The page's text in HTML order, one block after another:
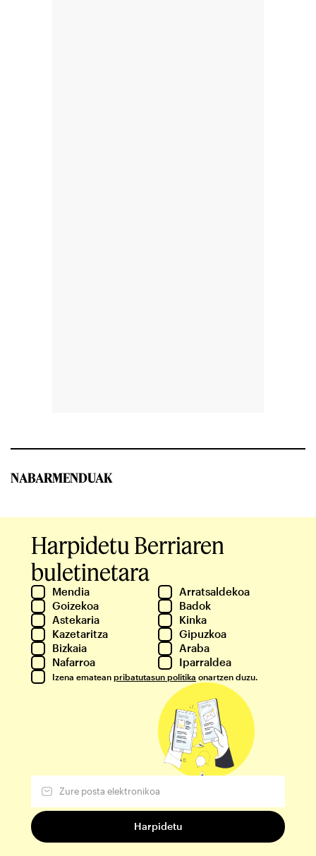
NABARMENDUAK
Harpidetu Berriaren
buletinetara
Mendia
Arratsaldekoa
Goizekoa
Badok
Astekaria
Kinka
Kazetaritza
Gipuzkoa
Bizkaia
Araba
Nafarroa
Iparraldea
Izena ematean pribatutasun politika onartzen duzu.